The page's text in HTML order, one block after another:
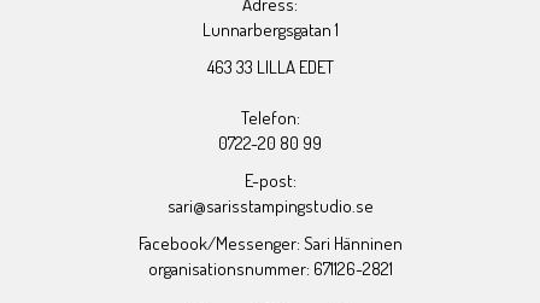
Adress:
Lunnarbergsgatan 1
463 33 LILLA EDET
Telefon:
0722-20 80 99
E-post:
sari@sarisstampingstudio.se
Facebook/Messenger: Sari Hänninen
organisationsnummer: 671126-2821